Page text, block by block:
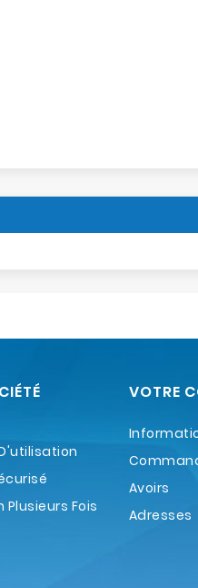
Plusieurs Fois
VOTRE
Avoirs
Adresses